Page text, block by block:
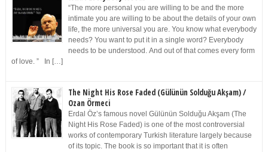
“The more personal you are willing to be and the more
intimate you are willing to be about the details of your own
life, the more universal you are. You know what everybody
needs? You want to put it in a single word? Everybody
needs to be understood. And out of that comes every form
of love. ” In […]
The Night His Rose Faded (Gülünün Solduğu Akşam) /
Ozan Örmeci
Erdal Öz’s famous novel Gülünün Solduğu Akşam (The
Night His Rose Faded) is one of the most controversial
works of contemporary Turkish literature largely because
of its topic. The book is so important that it is often